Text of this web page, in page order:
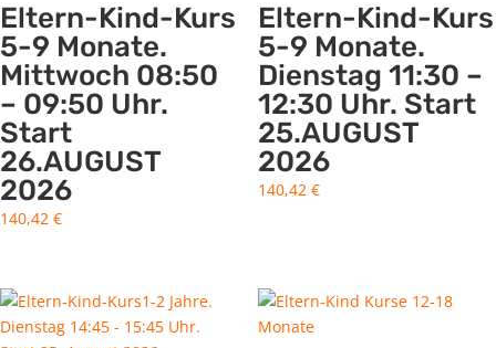
Eltern-Kind-Kurs
5-9 Monate.
Mittwoch 08:50
– 09:50 Uhr.
Start
26.AUGUST
2026
140,42 €
Eltern-Kind-Kurs
5-9 Monate.
Dienstag 11:30 –
12:30 Uhr. Start
25.AUGUST
2026
140,42 €